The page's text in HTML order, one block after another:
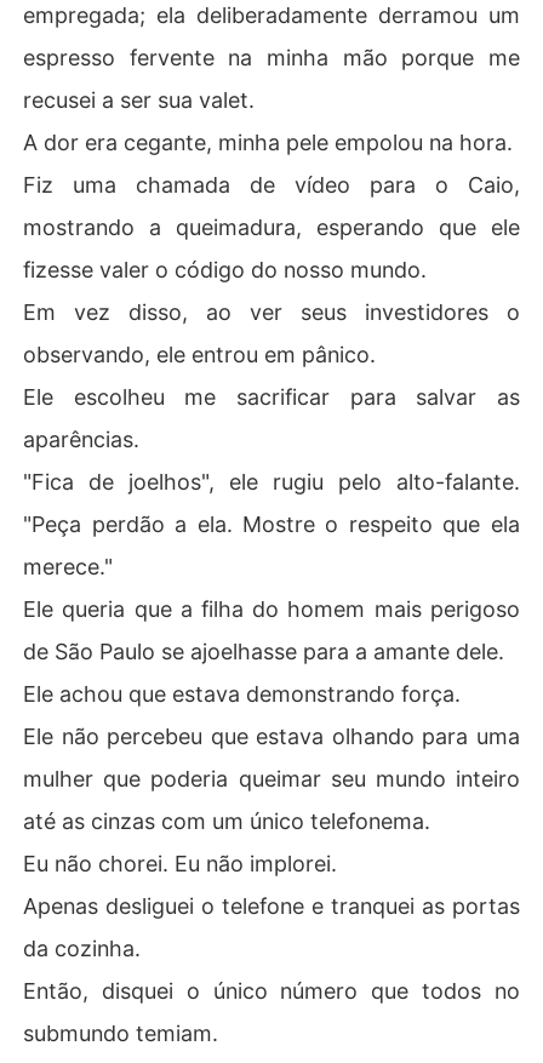
Ele queria que a filha do homem mais perigoso de São P
aulo se ajoelhasse para a amante dele.
Ele achou que estava demonstrando força.
Ele não percebeu que estava olhando para uma mulher
que poderia queimar seu mundo inteiro até as cinzas c
om um único telefonema.
Eu não chorei. Eu não implorei.
Apenas desliguei o telefone e tranquei as portas da coz
inha.
Então, disquei o único número que todos no submundo t
emiam.
"Pai", eu disse, minha voz fria como aço. "Código Negro.
Traga os papéis."
"E mande os lobos."
empregada; ela deliberadamente derramou um
espresso fervente na minha mão porque me
recusei a ser sua valet.
A dor era cegante, minha pele empolou na hora.
Fiz uma chamada de vídeo para o Caio,
mostrando a queimadura, esperando que ele
fizesse valer o código do nosso mundo.
Em vez disso, ao ver seus investidores o
observando, ele entrou em pânico.
Ele escolheu me sacrificar para salvar as
aparências.
"Fica de joelhos", ele rugiu pelo alto-falante.
"Peça perdão a ela. Mostre o respeito que ela
merece."
Ele queria que a filha do homem mais perigoso
de São Paulo se ajoelhasse para a amante dele.
Ele achou que estava demonstrando força.
Ele não percebeu que estava olhando para uma
mulher que poderia queimar seu mundo inteiro
até as cinzas com um único telefonema.
Eu não chorei. Eu não implorei.
Apenas desliguei o telefone e tranquei as portas
da cozinha.
Então, disquei o único número que todos no
submundo temiam.